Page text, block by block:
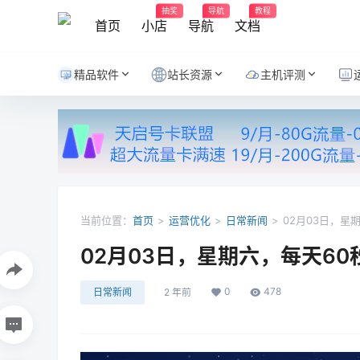
首页
抽奖
小店
导航
导航
教程
文档
精品软件 站长资源 主机评测
当前位置： 首页 > 运营优化 > 日常新闻 > 02月03日，星
02月03日，星期六，每天60
日常新闻 2 年前 0 478